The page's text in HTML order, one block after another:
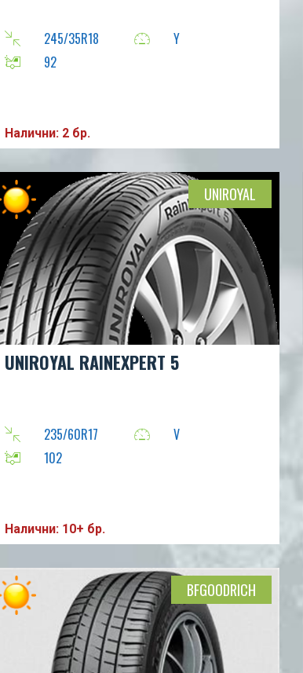
245/35R18
Y
92
Налични: 2 бр.
UNIROYAL RAINEXPERT 5
235/60R17
V
102
Налични: 10+ бр.
UNIROYAL
BFGOODRICH